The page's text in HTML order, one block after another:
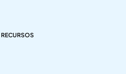
RECURSOS